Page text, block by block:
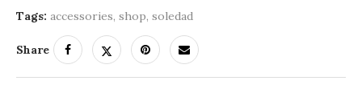
Tags: accessories, shop, soledad
Share